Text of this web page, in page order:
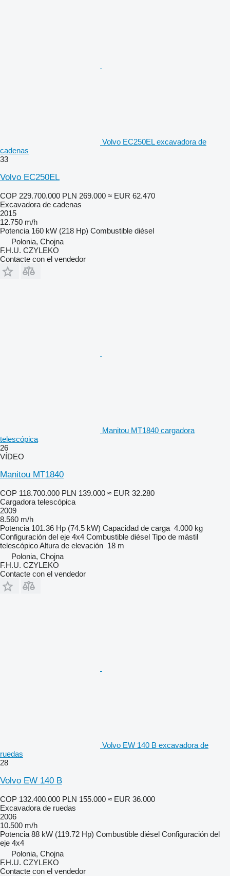
Volvo EC250EL excavadora de
cadenas
33
Volvo EC250EL
COP 229.700.000 PLN 269.000 ≈ EUR 62.470
Excavadora de cadenas
2015
12.750 m/h
Potencia 160 kW (218 Hp) Combustible diésel
Polonia, Chojna
F.H.U. CZYLEKO
Contacte con el vendedor
Manitou MT1840 cargadora
telescópica
26
VÍDEO
Manitou MT1840
COP 118.700.000 PLN 139.000 ≈ EUR 32.280
Cargadora telescópica
2009
8.560 m/h
Potencia 101.36 Hp (74.5 kW) Capacidad de carga 4.000 kg
Configuración del eje 4x4 Combustible diésel Tipo de mástil
telescópicoAltura de elevación 18 m
Polonia, Chojna
F.H.U. CZYLEKO
Contacte con el vendedor
Volvo EW 140 B excavadora de
ruedas
28
Volvo EW 140 B
COP 132.400.000 PLN 155.000 ≈ EUR 36.000
Excavadora de ruedas
2006
10.500 m/h
Potencia 88 kW (119.72 Hp) Combustible diésel Configuración del
eje 4x4
Polonia, Chojna
F.H.U. CZYLEKO
Contacte con el vendedor